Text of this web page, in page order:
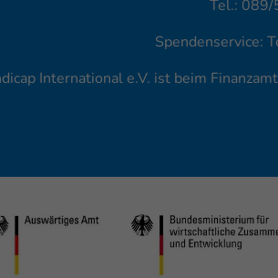
Tel.:
Spendenservice:
International e.V. ist beim